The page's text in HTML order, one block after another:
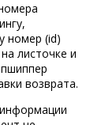
номер (id)
листочке и
возврата.